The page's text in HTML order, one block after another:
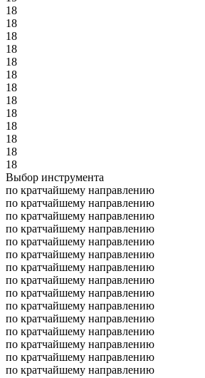
18
18
18
18
18
18
18
18
18
18
18
18
18
Выбор инструмента
по кратчайшему направлению
по кратчайшему направлению
по кратчайшему направлению
по кратчайшему направлению
по кратчайшему направлению
по кратчайшему направлению
по кратчайшему направлению
по кратчайшему направлению
по кратчайшему направлению
по кратчайшему направлению
по кратчайшему направлению
по кратчайшему направлению
по кратчайшему направлению
по кратчайшему направлению
по кратчайшему направлению